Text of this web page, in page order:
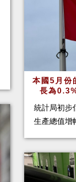
本國5月份
長為
統計局初步
生產總值增